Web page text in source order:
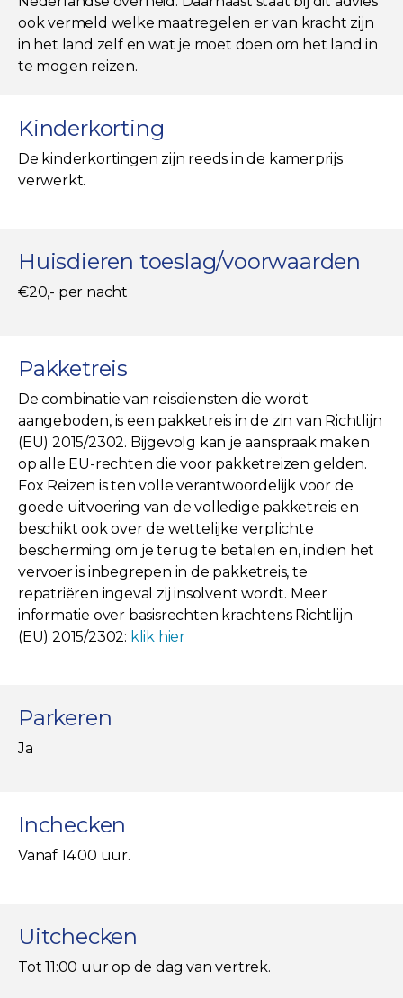
ook vermeld welke maatregelen er van kracht zijn
in het land zelf en wat je moet doen om het land in
te mogen reizen.
Kinderkorting
De kinderkortingen zijn reeds in de kamerprijs
verwerkt.
Huisdieren toeslag/voorwaarden
€20,- per nacht
Pakketreis
De combinatie van reisdiensten die wordt
aangeboden, is een pakketreis in de zin van Richtlijn
(EU) 2015/2302. Bijgevolg kan je aanspraak maken
op alle EU-rechten die voor pakketreizen gelden.
Fox Reizen is ten volle verantwoordelijk voor de
goede uitvoering van de volledige pakketreis en
beschikt ook over de wettelijke verplichte
bescherming om je terug te betalen en, indien het
vervoer is inbegrepen in de pakketreis, te
repatriëren ingeval zij insolvent wordt. Meer
informatie over basisrechten krachtens Richtlijn
(EU) 2015/2302: klik hier
Parkeren
Ja
Inchecken
Vanaf 14:00 uur.
Uitchecken
Tot 11:00 uur op de dag van vertrek.